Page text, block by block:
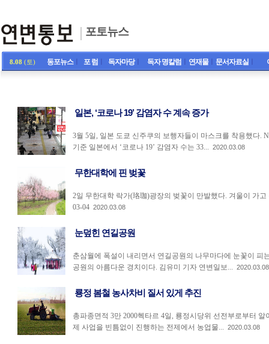
포토뉴스
8.08 (토) 동포뉴스ㅣ 포 럼 독자마당ㅣ 독자 명칼럼 연재물ㅣ 문서자료실
일본, ‘코로나 19’ 감염자 수 계속 증가
3월 5일, 일본 도쿄 신주쿠의 보행자들이 마스크를 착용했다.
기준 일본에서 ‘코로나 19’ 감염자 수는 33... 2020.03.08
무한대학에 핀 벚꽃
2일 무한대학 락가(珞珈)광장의 벚꽃이 만발했다. 겨울이 가
03-04 2020.03.08
눈덮힌 연길공원
춘삼월에 폭설이 내리면서 연길공원의 나무마다에 눈꽃이 피
공원의 아름다운 경치이다. 김유미 기자 연변일보... 2020.03.08
룡정 봄철 농사차비 질서 있게 추진
총파종면적 3만 2000헥타르 4일, 룡정시당위 선전부로부터
제 사업을 빈틈없이 진행하는 전제에서 농업물... 2020.03.08